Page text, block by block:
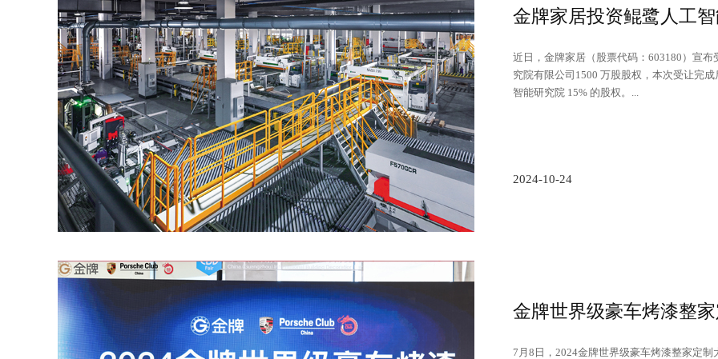
近日，金牌家居（股票代码：603180）宣
究院有限公司1500 万股股权，本次受让完
智能研究院 15% 的股权。...
2024-10-24
7月8日，2024金牌世界级豪车烤漆整家定制